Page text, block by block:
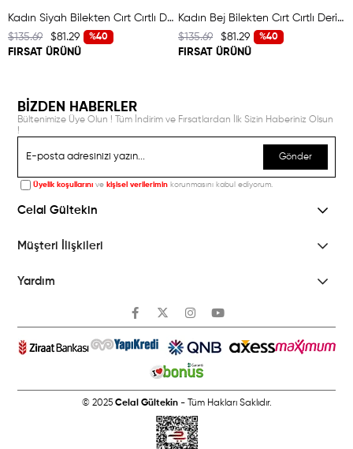
Kadın Siyah Bilekten Cırt Cırtlı Deri Sandalet
%40
$81.29
$135.69
FIRSAT ÜRÜNÜ
Kadın Bej Bilekten Cırt Cırtlı Deri Sandalet
%40
$81.29
$135.69
FIRSAT ÜRÜNÜ
BİZDEN HABERLER
Bültenimize Üye Olun ! Tüm İndirim ve Fırsatlardan İlk Sizin Haberiniz Olsun
!
Gönder
Üyelik koşullarını ve kişisel verilerimin korunmasını kabul ediyorum.
Celal Gültekin
Müşteri İlişkileri
Yardım
© 2025Celal Gültekin- Tüm Hakları Saklıdır.